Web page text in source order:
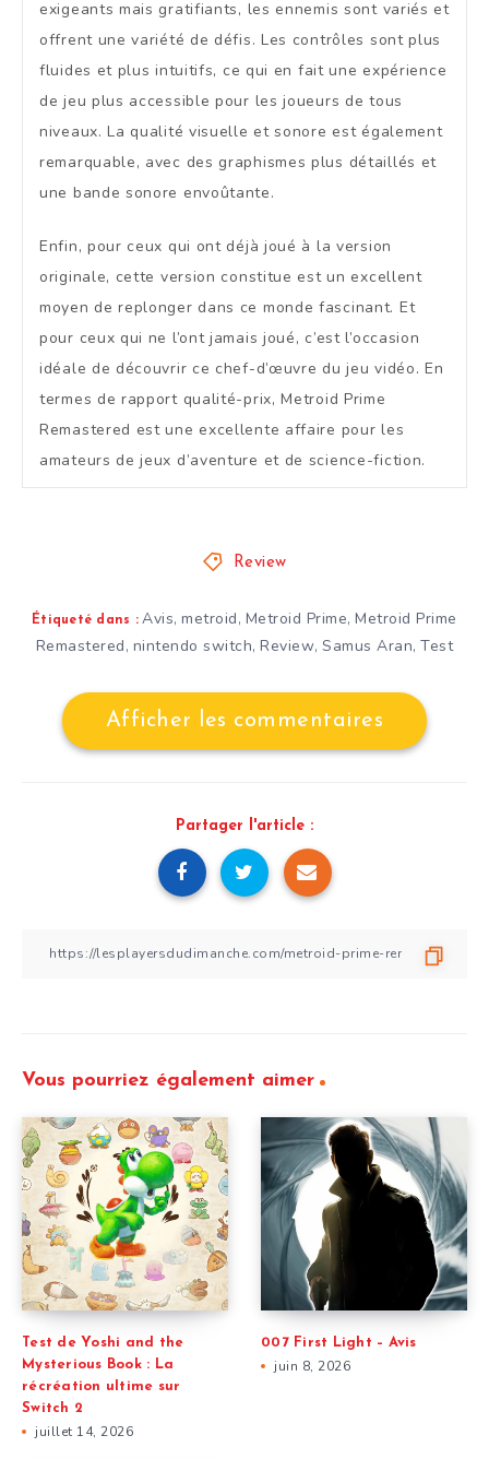
exigeants mais gratifiants, les ennemis sont variés et
offrent une variété de défis. Les contrôles sont plus
fluides et plus intuitifs, ce qui en fait une expérience
de jeu plus accessible pour les joueurs de tous
niveaux. La qualité visuelle et sonore est également
remarquable, avec des graphismes plus détaillés et
une bande sonore envoûtante.
Enfin, pour ceux qui ont déjà joué à la version
originale, cette version constitue est un excellent
moyen de replonger dans ce monde fascinant. Et
pour ceux qui ne l’ont jamais joué, c’est l’occasion
idéale de découvrir ce chef-d’œuvre du jeu vidéo. En
termes de rapport qualité-prix, Metroid Prime
Remastered est une excellente affaire pour les
amateurs de jeux d’aventure et de science-fiction.
Review
Étiqueté dans : Avis,metroid, Metroid Prime,Metroid Prime
Remastered, nintendo switch,Review,Samus Aran,Test
Afficher les commentaires
Partager l'article :
Vous pourriez également aimer
Test de Yoshi and the
Mysterious Book : La
récréation ultime sur
Switch 2
juillet 14, 2026
007 First Light – Avis
juin 8, 2026